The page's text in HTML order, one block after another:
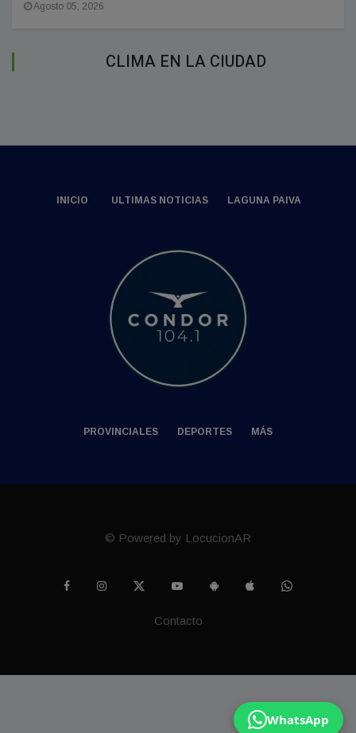
Agosto 05, 2026
CLIMA EN LA CIUDAD
WhatsApp
INICIO ULTIMAS NOTICIAS LAGUNA PAIVA
PROVINCIALES DEPORTES MÁS
© Powered by LocucionAR
Contacto